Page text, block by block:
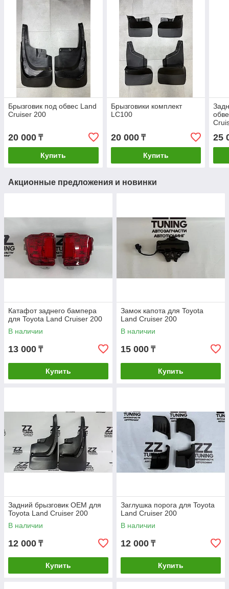
Брызговик под обвес Land
Cruiser 200
20 000 ₸
Купить
Брызговики комплект
LC100
20 000₸
Купить
25
Акционные предложения и новинки
Катафот заднего бампера
для Toyota Land Cruiser 200
В наличии
13 000 ₸
Купить
Замок капота для Toyota
Land Cruiser 200
В наличии
15 000 ₸
Купить
Задний брызговик OEM для
Toyota Land Cruiser 200
В наличии
12 000 ₸
Купить
Заглушка порога для Toyota
Land Cruiser 200
В наличии
12 000 ₸
Купить